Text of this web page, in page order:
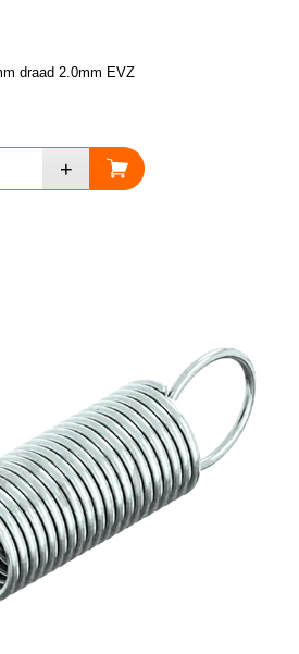
draad 2.0mm EVZ